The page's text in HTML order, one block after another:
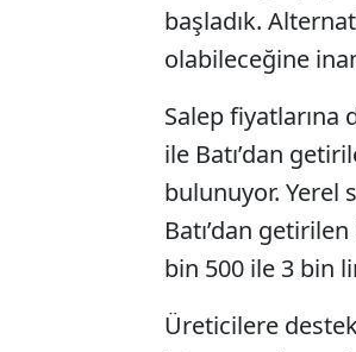
başladık.
olabileceğine
Salep fiyatlarına
ile Batı’dan
bulunuyor. Yerel
Batı’dan
bin 500 ile 3 bin
Üreticilere